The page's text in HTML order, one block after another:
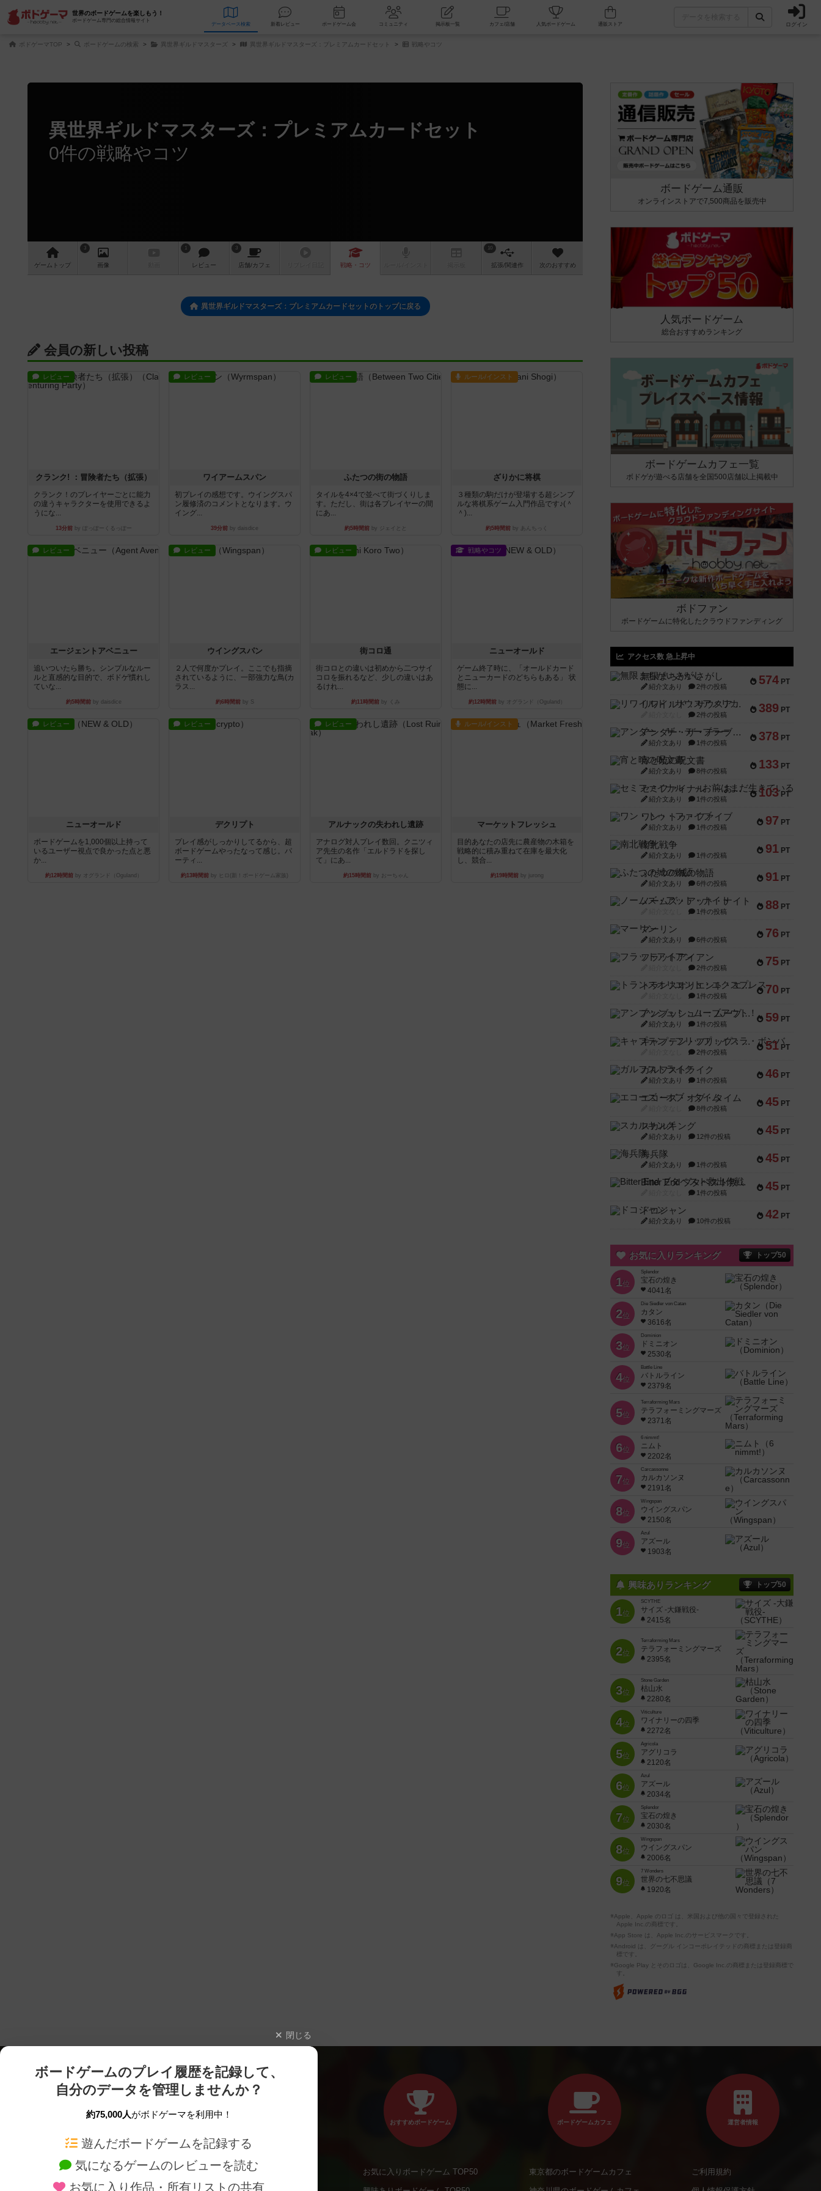
世界のボードゲームを楽しもう！
ボードゲーム専門の総合情報サイト
データベース 検索 新着レビュー ボードゲーム会 コミュニティ 掲示板一覧 カフェ/店舗 人気ボードゲーム ログイン
ボドゲーマTOP ボードゲームの検索 異世界ギルドマスターズ 異世界ギルドマスターズ：プレミアムカードセット 戦略やコツ
異世界ギルドマスターズ：プレミアムカードセット
0件の戦略やコツ
ゲーム トップ
3
画像
1
レビュー
3
店舗/カフェ 戦略 ・コツ
10
拡張/関連作 次のおすすめ
異世界ギルドマスターズ：プレミアムカードセットのトップに戻る
会員の新しい投稿
レビュー
クランク! ：冒険者たち（拡張）
クランク！のプレイヤーごとに能力
の違うキャラクターを使用できるよ
うにな...
13分前by ぽっぽーくるっぽー
レビュー
ワイアームスパン
初プレイの感想です。ウイングスパ
ン履修済のコメントとなります。ウ
イング...
39分前 by daisdice
レビュー
ふたつの街の物語
タイルを4×4で並べて街づくりしま
す。ただし、街は各プレイヤーの間
にあ...
約5時間前 by ジェイとと
ルール/インスト
ざりかに将棋
３種類の駒だけが登場する超シンプ
ルな将棋系ゲーム入門作品です♪(＾
＾)...
約5時間前 by あんちっく
レビュー
エージェントアベニュー
追いついたら勝ち。シンプルなルー
ルと直感的な目的で、ボドゲ慣れし
ていな...
約5時間前by daisdice
レビュー
ウイングスパン
２人で何度かプレイ。ここでも指摘
されているように、一部強力な鳥(カ
ラス...
約6時間前by S
レビュー
街コロ通
街コロとの違いは初めから二つサイ
コロを振れるなど、少しの違いはあ
るけれ...
約11時間前 by くみ
戦略やコツ
ニューオールド
ゲーム終了時に、「オールドカード
とニューカードのどちらもある」 状
態に...
約12時間前by オグランド（Oguland）
レビュー
ニューオールド
ボードゲームを1,000個以上持って
いるユーザー視点で良かった点と悪
か...
約12時間前by オグランド（Oguland）
レビュー
デクリプト
プレイ感がしっかりしてるから、超
ボードゲームやったなって感じ。パ
ーティ...
約13時間前 by ヒロ(新！ボードゲーム家族)
レビュー
アルナックの失われし遺跡
アナログ対人プレイ数回。クニツィ
ア先生の名作「エルドラドを探し
て」にあ...
約15時間前by おーちゃん
ルール/インスト
マーケットフレッシュ
目的あなたの店先に農産物の木箱を
戦略的に積み重ねて在庫を最大化
し、競合...
約19時間前by jurong
ボードゲーム通販
オンラインストアで7,500商品を販売中
人気ボードゲーム
総合おすすめランキング
ボードゲームカフェ一覧
ボドゲが遊べる店舗を全国500店舗以上掲載中
ボドファン
ボードゲームに特化したクラウドファンディング
アクセス数 急上昇中
574 PT
無限まちがいさがし
紹介文あり 2件の投稿
389 PT
リワイルド：サウスアメリカ
2件の投稿
378 PT
アンダー・ザ・テーブラー
紹介文あり 1件の投稿
133 PT
宵と暁の呪文書
紹介文あり 8件の投稿
103 PT
セミファイナル ～お前はまだ生きている～
紹介文あり 1件の投稿
97 PT
ワン・トゥ・ファイブ
紹介文あり 1件の投稿
91 PT
南北戦争
紹介文あり 1件の投稿
91 PT
ふたつの城の物語
紹介文あり 6件の投稿
88 PT
ノームズ・アット・ナイト
1件の投稿
76 PT
マーリン
紹介文あり 6件の投稿
75 PT
フラットアイアン
2件の投稿
70 PT
トランスオリエント・エクスプレス
1件の投稿
59 PT
アンブッシュ！：ムーブアウト！
紹介文あり 1件の投稿
51 PT
キャプテン・フリップ：イスラ・ボンバ
2件の投稿
46 PT
ガルフストライク
紹介文あり 1件の投稿
45 PT
エコーズ・オブ・タイム
8件の投稿
45 PT
スカルキング
紹介文あり 12件の投稿
45 PT
海兵隊
紹介文あり 1件の投稿
45 PT
Bitter End ブタペスト救出作戦
1件の投稿
42 PT
ドコジャン
紹介文あり 10件の投稿
お気に入りランキング トップ50
1位
Splendor
宝石の煌き
4041名
2位
Die Siedler von Catan
カタン
3616名
3位
Dominion
ドミニオン
2530名
4位
Battle Line
バトルライン
2379名
5位
Terraforming Mars
テラフォーミングマーズ
2371名
6位
6 nimmt!
ニムト
2202名
7位
Carcassonne
カルカソンヌ
2191名
8位
Wingspan
ウイングスパン
2150名
9位
Azul
アズール
1903名
興味ありランキング トップ50
1位
SCYTHE
サイズ -大鎌戦役-
2415名
2位
Terraforming Mars
テラフォーミングマーズ
2395名
3位
Stone Garden
枯山水
2280名
4位
Viticulture
ワイナリーの四季
2272名
5位
Agricola
アグリコラ
2120名
6位
Azul
アズール
2034名
7位
Splendor
宝石の煌き
2030名
8位
Wingspan
ウイングスパン
2006名
9位
7 Wonders
世界の七不思議
1920名
※Apple、Apple のロゴ は、米国および他の国々で登録された
Apple Inc.の商標です。
※App Store は、Apple Inc.のサービスマークです。
※Android は、グーグル インコーポレイテッドの商標または登録商
標です。
※Google Play とそのロゴは、Google Inc.の商標または登録商標で
す。
閉じる
ボードゲームのプレイ履歴を記録して、
自分のデータを管理しませんか？
約75,000人がボドゲーマを利用中！
遊んだボードゲームを記録する
気になるゲームのレビューを読む
お気に入り作品・所有リストの共有
ボードゲームを検索する 新作・再入荷情報
おすすめボードゲーム
お気に入りボードゲーム TOP50
ボードゲームカフェ
東京都のボードゲームカフェ
運営者情報
ご利用規約